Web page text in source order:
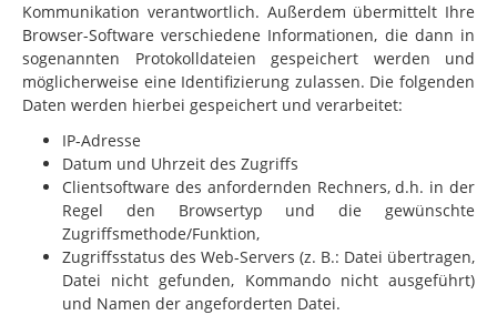
Kommunikation verantwortlich. Außerdem übermittelt Ihre
Browser-Software verschiedene Informationen, die dann in
sogenannten Protokolldateien gespeichert werden und
möglicherweise eine Identifizierung zulassen. Die folgenden
Daten werden hierbei gespeichert und verarbeitet:
IP-Adresse
Datum und Uhrzeit des Zugriffs
Clientsoftware des anfordernden Rechners, d.h. in der
Regel den Browsertyp und die gewünschte
Zugriffsmethode/Funktion,
Zugriffsstatus des Web-Servers (z. B.: Datei übertragen,
Datei nicht gefunden, Kommando nicht ausgeführt)
und Namen der angeforderten Datei.